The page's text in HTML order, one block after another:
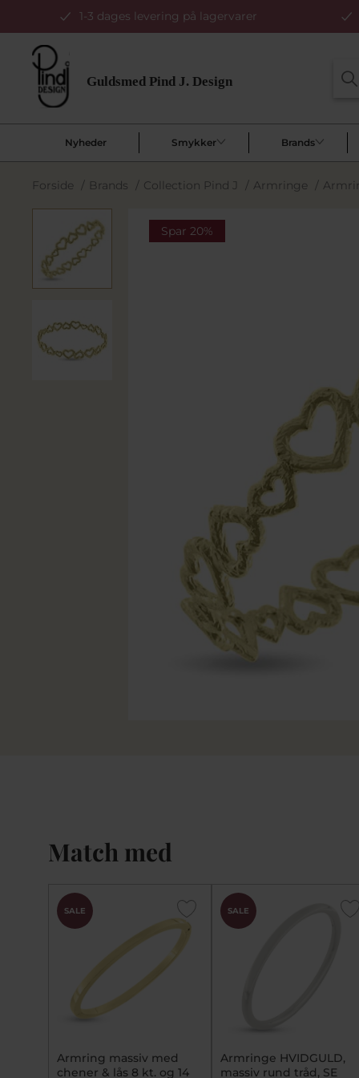
1-3 dages levering på lagervarer
Nyheder Smykker Brands
Forside / Brands / Collection Pind J / Armringe /
Spar 20%
Match med
SALE
Armring massiv med
chener & lås 8 kt. og 14
SALE
Armringe HVIDGULD,
massiv rund tråd, SE